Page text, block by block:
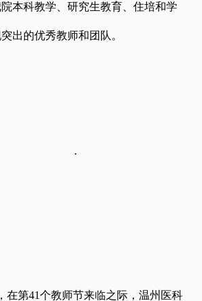
本科教学、研究生教育、住培和学
出的优秀教师和团队。
.
在第41个教师节来临之际，温州医科